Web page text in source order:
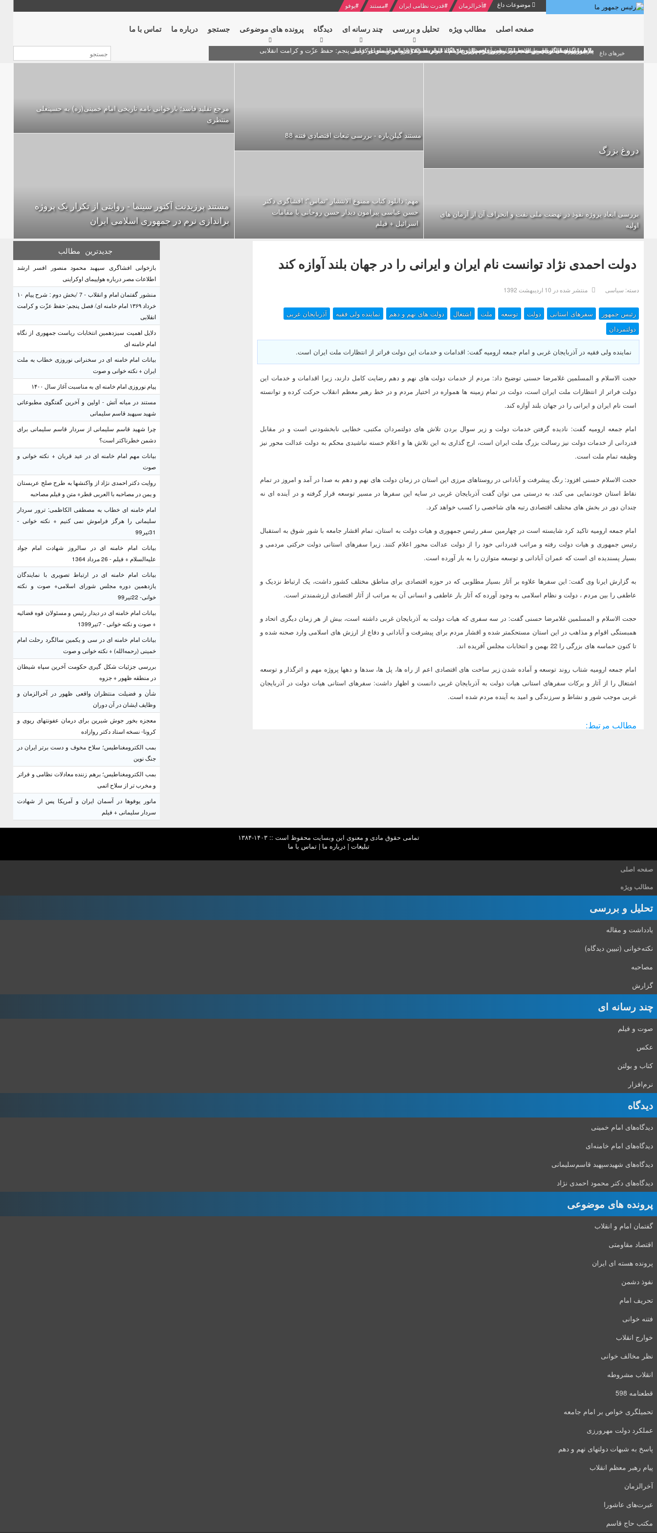
موضوعات داغ #آخرالزمان #قدرت نظامی ایران #مستند #یوفو
صفحه اصلی مطالب ویژه تحلیل و بررسی چند رسانه ای دیدگاه‌ پرونده های موضوعی جستجو درباره ما تماس با ما
خبرهای داغ منشور گفتمان امام و انقلاب - 7 /بخش دوم : شرح پیام ۱۰ خرداد ۱۳۶۹ امام خامنه ای/ فصل پنجم: حفظ عزّت و کرامت انقلابی
بازخوانی افشاگری سپهبد محمود منصور افسر ارشد اطلاعات مصر درباره هواپیمای اوکراینی
دلایل اهمیت سیزدهمین انتخابات ریاست جمهوری از نگاه امام خامنه ای
بیانات امام خامنه ای در سخنرانی نوروزی خطاب به ملت ایران + نکته خوانی و صوت
پیام نوروزی امام خامنه ای به مناسبت آغاز سال ۱۴۰۰
دروغ بزرگ
بررسی ابعاد پروژه نفوذ در نهضت ملی نفت و انحراف آن از آرمان های
اولیه
مستند گیلن‌باره - بررسی تبعات اقتصادی فتنه 88
مهم: دانلود کتاب ممنوع الانتشار “تماس”؛ افشاگری دکتر
حسن عباسی پیرامون دیدار حسن روحانی با مقامات
اسرائیل + فیلم
مرجع تقلید فاسد؛ بازخوانی نامه تاریخی امام خمینی(ره) به حسینعلی
منتظری
مستند پرزيدنت آکتور سينما - روایتی از تکرار یک پروژه
براندازی نرم در جمهوری اسلامی ایران
دولت احمدی نژاد توانست نام ایران و ایرانی را در جهان بلند آوازه کند
دسته: سیاسی منتشر شده در 10 ارديبهشت 1392
رئیس جمهور سفرهای استانی دولت توسعه ملت اشتغال دولت های نهم و دهم نماینده ولی فقیه
آذربایجان غربی
دولتمردان
نماینده ولی فقیه در آذربایجان غربی و امام جمعه ارومیه گفت: اقدامات و خدمات این دولت فراتر از انتظارات ملت ایران است.
حجت الاسلام و المسلمین غلامرضا حسنی توضیح داد: مردم از خدمات دولت های نهم و دهم رضایت کامل دارند، زیرا اقدامات و خدمات این
دولت فراتر از انتظارات ملت ایران است، دولت در تمام زمینه ها همواره در اختیار مردم و در خط رهبر معظم انقلاب حرکت کرده و توانسته
است نام ایران و ایرانی را در جهان بلند آوازه کند.
امام جمعه ارومیه گفت: نادیده گرفتن خدمات دولت و زیر سوال بردن تلاش های دولتمردان مکتبی، خطایی نابخشودنی است و در مقابل
قدردانی از خدمات دولت نیز رسالت بزرگ ملت ایران است، ارج گذاری به این تلاش ها و اعلام خسته نباشیدی محکم به دولت عدالت محور نیز
وظیفه تمام ملت است.
حجت الاسلام حسنی افزود: رنگ پیشرفت و آبادانی در روستاهای مرزی این استان در زمان دولت های نهم و دهم به صدا در آمد و امروز در تمام
نقاط استان خودنمایی می کند، به درستی می توان گفت آذربایجان غربی در سایه این سفرها در مسیر توسعه قرار گرفته و در آینده ای نه
چندان دور در بخش های مختلف اقتصادی رتبه های شاخصی را کسب خواهد کرد.
امام جمعه ارومیه تاکید کرد شایسته است در چهارمین سفر رئیس جمهوری و هیات دولت به استان، تمام اقشار جامعه با شور شوق به استقبال
رئیس جمهوری و هیات دولت رفته و مراتب قدردانی خود را از دولت عدالت محور اعلام کنند. زیرا سفرهای استانی دولت حرکتی مردمی و
بسیار پسندیده ای است که عمران آبادانی و توسعه متوازن را به بار آورده است.
به گزارش ایرنا وی گفت: این سفرها علاوه بر آثار بسیار مطلوبی که در حوزه اقتصادی برای مناطق مختلف کشور داشت، یک ارتباط نزدیک و
عاطفی را بین مردم ، دولت و نظام اسلامی به وجود آورده که آثار بار عاطفی و انسانی آن به مراتب از آثار اقتصادی ارزشمندتر است.
حجت الاسلام و المسلمین غلامرضا حسنی گفت: در سه سفری که هیات دولت به آذربایجان غربی داشته است، بیش از هر زمان دیگری اتحاد و
همبستگی اقوام و مذاهب در این استان مستحکمتر شده و اقشار مردم برای پیشرفت و آبادانی و دفاع از ارزش های اسلامی وارد صحنه شده و
تا کنون حماسه های بزرگی را 22 بهمن و انتخابات مجلس آفریده اند.
امام جمعه ارومیه شتاب روند توسعه و آماده شدن زیر ساخت های اقتصادی اعم از راه ها، پل ها، سدها و دهها پروژه مهم و اثرگذار و توسعه
اشتغال را از آثار و برکات سفرهای استانی هیات دولت به آذربایجان غربی دانست و اظهار داشت: سفرهای استانی هیات دولت در آذربایجان
غربی موجب شور و نشاط و سرزندگی و امید به آینده مردم شده است.
مطالب مرتبط:
جدیدترین مطالب
بازخوانی افشاگری سپهبد محمود منصور افسر ارشد
اطلاعات مصر درباره هواپیمای اوکراینی
منشور گفتمان امام و انقلاب - 7 /بخش دوم : شرح پیام ۱۰
خرداد ۱۳۶۹ امام خامنه ای/ فصل پنجم: حفظ عزّت و کرامت
انقلابی
دلایل اهمیت سیزدهمین انتخابات ریاست جمهوری از نگاه
امام خامنه ای
بیانات امام خامنه ای در سخنرانی نوروزی خطاب به ملت
ایران + نکته خوانی و صوت
پیام نوروزی امام خامنه ای به مناسبت آغاز سال ۱۴۰۰
مستند در میانه آتش - اولین و آخرین گفتگوی مطبوعاتی
شهید سپهبد قاسم سلیمانی
چرا شهید قاسم سلیمانی از سردار قاسم سلیمانی برای
دشمن خطرناکتر است؟
بیانات مهم امام خامنه ای در عید قربان + نکته خوانی و
صوت
روایت دکتر احمدی نژاد از واکنشها به طرح صلح عربستان
و یمن در مصاحبه با العربی قطر+ متن و فیلم مصاحبه
امام خامنه ای خطاب به مصطفی الکاظمی: ترور سردار
سلیمانی را هرگز فراموش نمی کنیم + نکته خوانی -
31تیر99
بیانات امام خامنه ای در سالروز شهادت امام جواد
علیه‌السلام + فیلم - 26 مرداد 1364
بیانات امام خامنه ای در ارتباط تصویری با نمایندگان
یازدهمین دوره مجلس شورای اسلامی+ صوت و نکته
خوانی- 22تیر99
بیانات امام خامنه ای در دیدار رئیس و مسئولان قوه قضائیه
+ صوت و نکته خوانی - 7تیر1399
بیانات امام خامنه ای در سی و یکمین سالگرد رحلت امام
خمینی (رحمه‌الله) + نکته خوانی و صوت
بررسی جزئیات شکل گیری حکومت آخرین سپاه شیطان
در منطقه ظهور + جزوه
شأن و فضیلت منتظران واقعی ظهور در آخرالزمان و
وظایف ایشان در آن دوران
معجزه بخور جوش شیرین برای درمان عفونتهای ریوی و
کرونا- نسخه استاد دکتر روازاده
بمب الکترومغناطیس؛ سلاح مخوف و دست برتر ایران در
جنگ نوین
بمب الکترومغناطیس؛ برهم زننده معادلات نظامی و فراتر
و مخرب تر از سلاح اتمی
مانور یوفوها در آسمان ایران و آمریکا پس از شهادت
سردار سلیمانی + فیلم
تمامی حقوق مادی و معنوی این وبسایت محفوظ است :: ۱۴۰۳-۱۳۸۴
تبلیغات | درباره ما |تماس با ما
صفحه اصلی
مطالب ویژه
تحلیل و بررسی
یادداشت و مقاله
نکته‌خوانی (تبیین دیدگاه)
مصاحبه
گزارش
چند رسانه ای
صوت و فیلم
عکس
کتاب و بولتن
نرم‌افزار
دیدگاه‌
دیدگاه‌های امام خمینی
دیدگاه‌های امام خامنه‌ای
دیدگاه‌های شهید‌سپهبد قاسم‌سلیمانی
دیدگاه‌های دکتر محمود احمدی نژاد
پرونده های موضوعی
گفتمان امام و انقلاب
اقتصاد مقاومتی
پرونده هسته ای ایران
نفوذ دشمن
تحریف امام
فتنه خوانی
خوارج انقلاب
نظر مخالف خوانی
انقلاب مشروطه
قطعنامه 598
تحمیلگری خواص بر امام جامعه
عملکرد دولت مهرورزی
پاسخ به شبهات دولتهای نهم و دهم
پیام رهبر معظم انقلاب
آخرالزمان
عبرت‌های عاشورا
مکتب حاج قاسم